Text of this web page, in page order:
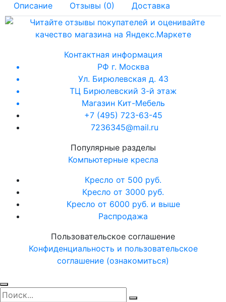
Описание Отзывы (0) Доставка
Контактная информация
РФ г. Москва
Ул. Бирюлевская д. 43
ТЦ Бирюлевский 3-й этаж
Магазин Кит-Мебель
+7 (495) 723-63-45
7236345@mail.ru
Популярные разделы
Компьютерные кресла
Кресло от 500 руб.
Кресло от 3000 руб.
Кресло от 6000 руб. и выше
Распродажа
Пользовательское соглашение
Конфиденциальность и пользовательское
соглашение (ознакомиться)